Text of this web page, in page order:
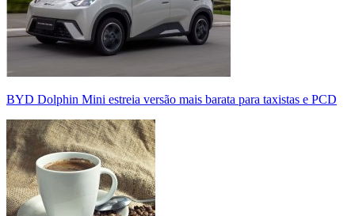
BYD Dolphin Mini estreia versão mais barata para taxistas e PCD